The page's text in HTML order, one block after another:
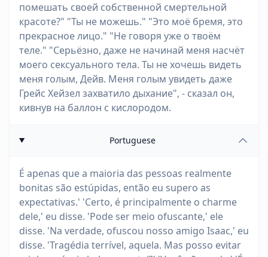
помешать своей собственной смертельной
красоте?" "Ты не можешь." "Это моё бремя, это
прекрасное лицо." "Не говоря уже о твоём
теле." "Серьёзно, даже не начинай меня насчёт
моего сексуального тела. Ты не хочешь видеть
меня голым, Дейв. Меня голым увидеть даже
Грейс Хейзел захватило дыхание", - сказал он,
кивнув на баллон с кислородом.
Portuguese
É apenas que a maioria das pessoas realmente
bonitas são estúpidas, então eu supero as
expectativas.' 'Certo, é principalmente o charme
dele,' eu disse. 'Pode ser meio ofuscante,' ele
disse. 'Na verdade, ofuscou nosso amigo Isaac,' eu
disse. 'Tragédia terrível, aquela. Mas posso evitar